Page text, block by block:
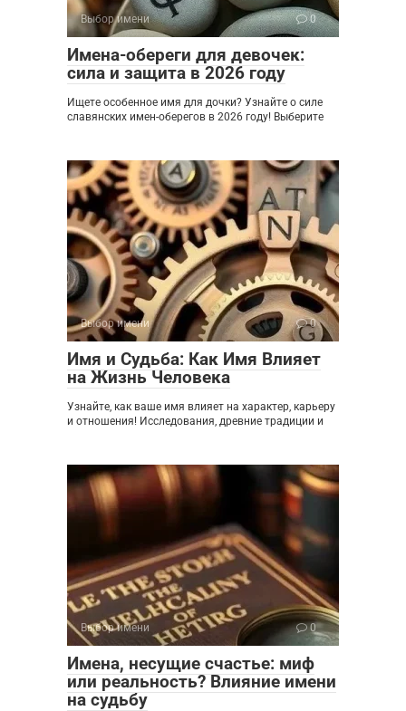
Выбор имени 0
Имена-обереги для девочек:
сила и защита в 2026 году
Ищете особенное имя для дочки? Узнайте о силе
славянских имен-оберегов в 2026 году! Выберите
Выбор имени 0
Имя и Судьба: Как Имя Влияет
на Жизнь Человека
Узнайте, как ваше имя влияет на характер, карьеру
и отношения! Исследования, древние традиции и
Выбор имени 0
Имена, несущие счастье: миф
или реальность? Влияние имени
на судьбу